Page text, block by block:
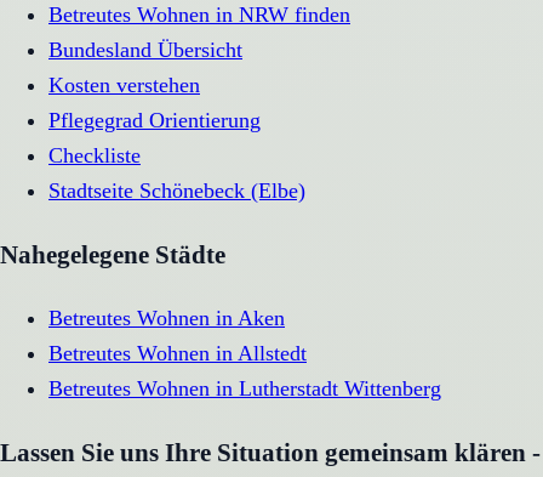
Betreutes Wohnen in NRW finden
Bundesland Übersicht
Kosten verstehen
Pflegegrad Orientierung
Checkliste
Stadtseite Schönebeck (Elbe)
Nahegelegene Städte
Betreutes Wohnen in Aken
Betreutes Wohnen in Allstedt
Betreutes Wohnen in Lutherstadt Wittenberg
Lassen Sie uns Ihre Situation gemeinsam klären -